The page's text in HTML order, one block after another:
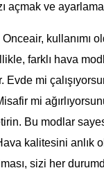
açmak ve
Onceair, kullanımı
farklı hava
Evde mi
mi
Bu modlar
kalitesini anlık
sizi her